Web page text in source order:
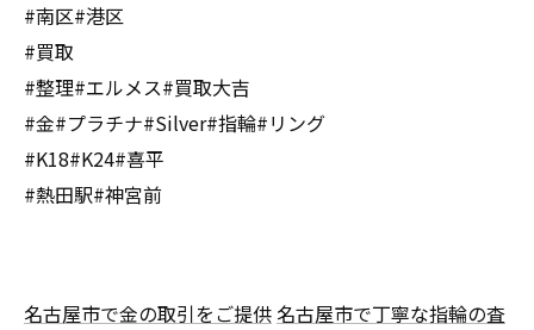
#南区#港区
#買取
#整理#エルメス#買取大吉
#金#プラチナ#Silver#指輪#リング
#K18#K24#喜平
#熱田駅#神宮前
名古屋市で金の取引をご提供 名古屋市で丁寧な指輪の査